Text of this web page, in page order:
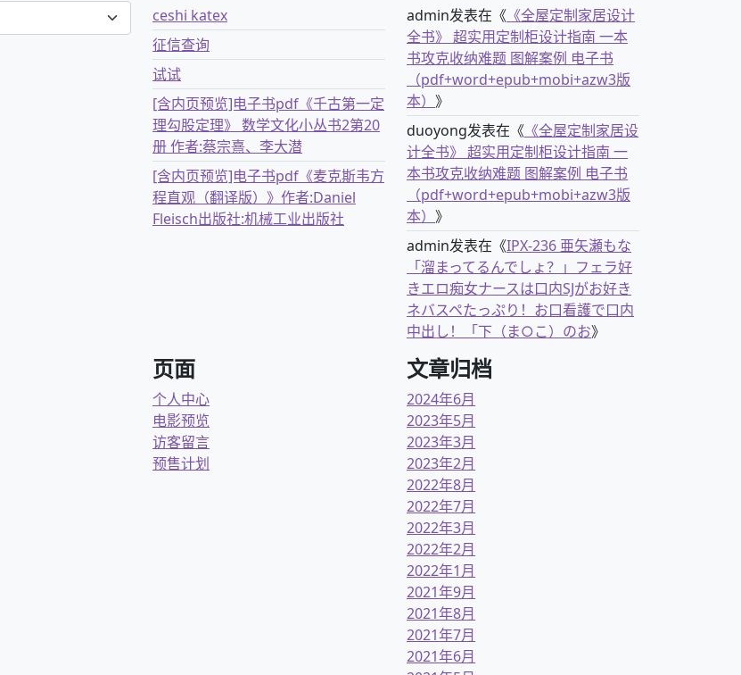
ceshi katex
征信查询
试试
[含内页预览]电子书pdf《千古第一定
理勾股定理》 数学文化小丛书2第20
册 作者:蔡宗熹、李大潜
[含内页预览]电子书pdf《麦克斯韦方
程直观（翻译版）》作者:Daniel
Fleisch出版社:机械工业出版社
admin发表在《 《全屋定制家居设计
全书》 超实用定制柜设计指南 一本
书攻克收纳难题 图解案例 电子书
（pdf+word+epub+mobi+azw3版
本） 》
duoyong发表在《 《全屋定制家居设
计全书》 超实用定制柜设计指南 一
本书攻克收纳难题 图解案例 电子书
（pdf+word+epub+mobi+azw3版
本） 》
admin发表在《IPX-236 亜矢瀬もな
「溜まってるんでしょ？」フェラ好
きエロ痴女ナースは口内SJがお好き
ネバスペたっぷり！お口看護で口内
中出し！「下（ま○こ）のお》
页面
个人中心
电影预览
访客留言
预售计划
文章归档
2024年6月
2023年5月
2023年3月
2023年2月
2022年8月
2022年7月
2022年3月
2022年2月
2022年1月
2021年9月
2021年8月
2021年7月
2021年6月